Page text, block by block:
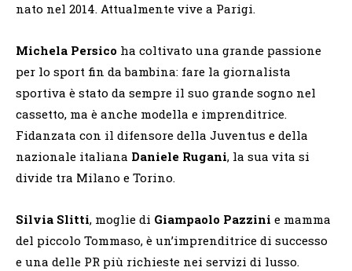
nato nel 2014. Attualmente vive a Parigi.
Michela Persico ha coltivato una grande passione
per lo sport fin da bambina: fare la giornalista
sportiva è stato da sempre il suo grande sogno nel
cassetto, ma è anche modella e imprenditrice.
Fidanzata con il difensore della Juventus e della
nazionale italiana Daniele Rugani, la sua vita si
divide tra Milano e Torino.
Silvia Slitti, moglie di Giampaolo Pazzini e mamma
del piccolo Tommaso, è un’imprenditrice di successo
e una delle PR più richieste nei servizi di lusso.